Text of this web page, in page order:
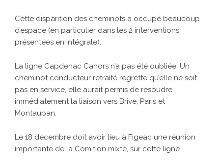
Cette disparition des cheminots a occupé beaucoup
d’espace (en particulier dans les 2 interventions
présentées en intégrale).
La ligne Capdenac Cahors n’a pas été oubliée. Un
cheminot conducteur retraité regrette qu’elle ne soit
pas en service, elle aurait permis de résoudre
immédiatement la liaison vers Brive, Paris et
Montauban.
Le 18 décembre doit avoir lieu à Figeac une réunion
importante de la Comition mixte, sur cette ligne.